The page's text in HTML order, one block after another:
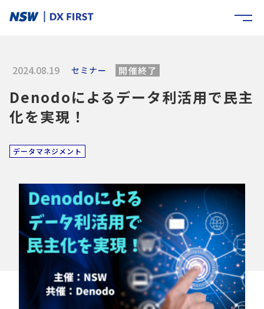
2024.08.19 セミナー 開催終了
Denodoによるデータ利活用で民主
化を実現！
データマネジメント